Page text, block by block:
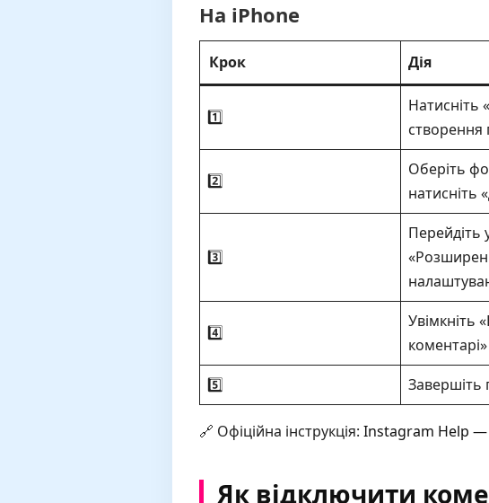
На iPhone
Крок Дія
1️⃣
Натисніть
створення
2️⃣
Оберіть
натисніть
3️⃣
Перейдіть
4️⃣
Увімкніть
коментарі»
5️⃣
Завершіть
🔗 Офіційна інструкція: Instagram Help —
Як відключити